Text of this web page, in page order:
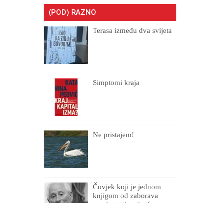
(POD) RAZNO
Terasa između dva svijeta
Simptomi kraja
Ne pristajem!
Čovjek koji je jednom
knjigom od zaborava